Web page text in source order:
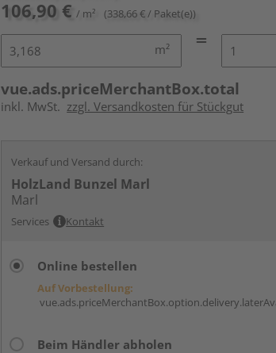
106,90 € / m² (338,66 € / Paket(e))
m²
vue.ads.priceMerchantBox.total
inkl. MwSt. zzgl. Versandkosten für Stückgut
Verkauf und Versand durch:
HolzLand Bunzel Marl
Marl
Services Kontakt
Online bestellen
Auf Vorbestellung:
Beim Händler abholen